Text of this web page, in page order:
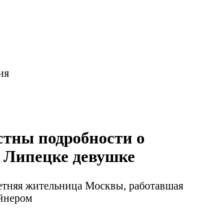
подробности о
девушке
жительница Москвы, работавшая